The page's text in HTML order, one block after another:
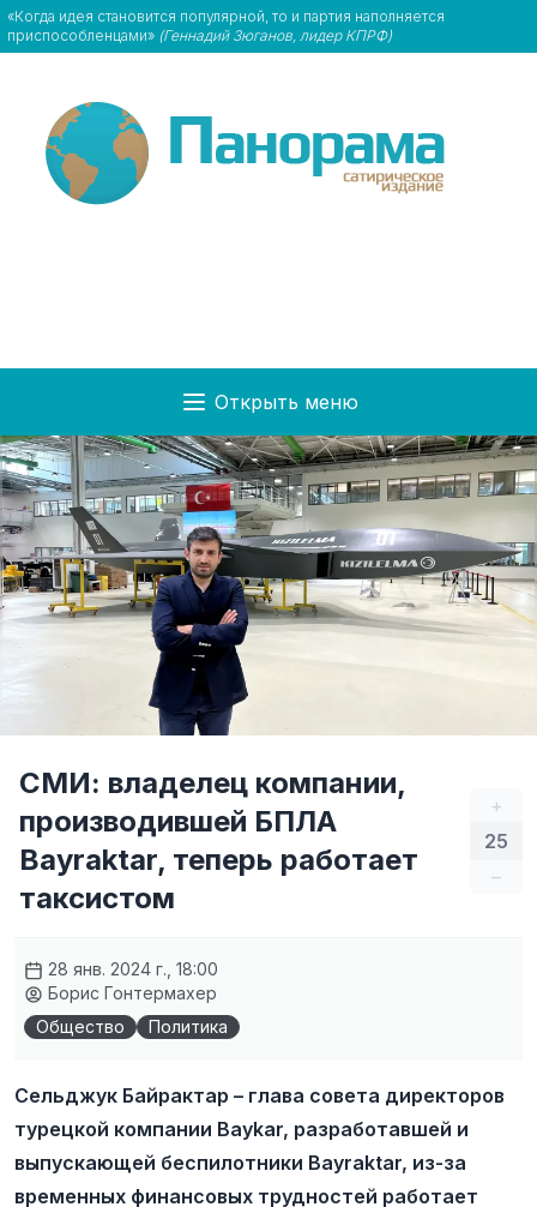
«Когда идея становится популярной, то и партия наполняется
приспособленцами» (Геннадий Зюганов, лидер КПРФ)
Открыть меню
+
25
–
СМИ: владелец компании,
производившей БПЛА
Bayraktar, теперь работает
таксистом
28 янв. 2024 г., 18:00
Борис Гонтермахер
Общество
Политика
Сельджук Байрактар – глава совета директоров
турецкой компании Baykar, разработавшей и
выпускающей беспилотники Bayraktar, из-за
временных финансовых трудностей работает